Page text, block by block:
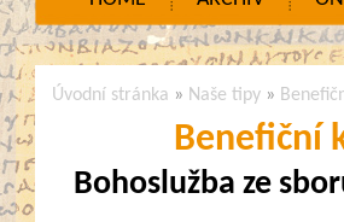
Úvodní stránka » Naše tipy »
Benefiční
Bohoslužba ze